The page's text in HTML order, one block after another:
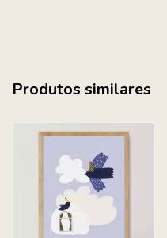
Produtos similares